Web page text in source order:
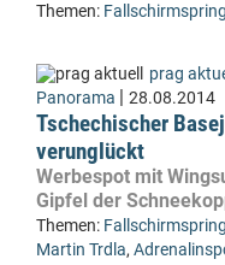
Themen:
prag
Panorama | 28.08.2014
Tschechischer
verunglückt
Werbespot mit
Gipfel der
Themen:
Martin Trdla,